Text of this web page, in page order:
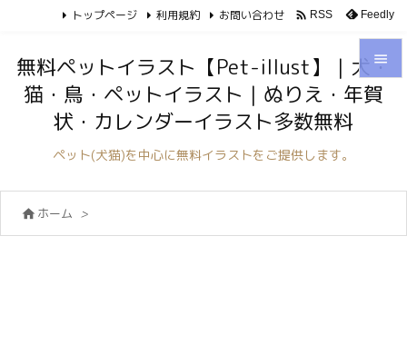



トップページ 利用規約 お問い合わせ  RSS Feedly
無料ペットイラスト【Pet-illust】｜犬・
猫・鳥・ペットイラスト｜ぬりえ・年賀
状・カレンダーイラスト多数無料
ペット(犬猫)を中心に無料イラストをご提供します。
 ホーム >